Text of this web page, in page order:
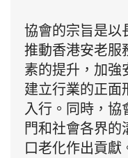
協會的宗旨是以
推動香港安老服
素的提升，加強
建立行業的正面
入行。同時，協
門和社會各界的
口老化作出貢獻